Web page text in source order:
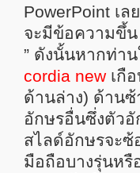
PowerPoint เ
จะมีข้อความขึ้
” ดังนั้นหากท่า
cordia newเกือ
ด้านล่าง) ด้าน
อักษรอื่นซึ่งตัวอั
สไลด์อักษรจะซ้
มือถือบางรุ่นหรื